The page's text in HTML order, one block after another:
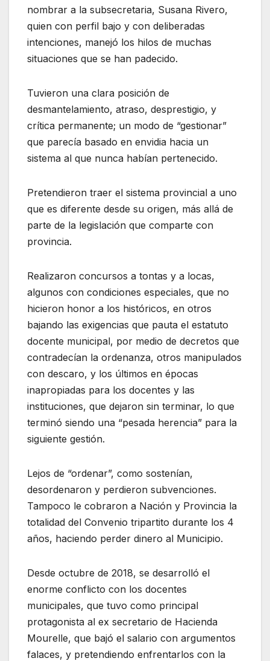
nombrar a la subsecretaria, Susana Rivero,
quien con perfil bajo y con deliberadas
intenciones, manejó los hilos de muchas
situaciones que se han padecido.
Tuvieron una clara posición de
desmantelamiento, atraso, desprestigio, y
crítica permanente; un modo de “gestionar”
que parecía basado en envidia hacia un
sistema al que nunca habían pertenecido.
Pretendieron traer el sistema provincial a uno
que es diferente desde su origen, más allá de
parte de la legislación que comparte con
provincia.
Realizaron concursos a tontas y a locas,
algunos con condiciones especiales, que no
hicieron honor a los históricos, en otros
bajando las exigencias que pauta el estatuto
docente municipal, por medio de decretos que
contradecían la ordenanza, otros manipulados
con descaro, y los últimos en épocas
inapropiadas para los docentes y las
instituciones, que dejaron sin terminar, lo que
terminó siendo una “pesada herencia” para la
siguiente gestión.
Lejos de “ordenar”, como sostenían,
desordenaron y perdieron subvenciones.
Tampoco le cobraron a Nación y Provincia la
totalidad del Convenio tripartito durante los 4
años, haciendo perder dinero al Municipio.
Desde octubre de 2018, se desarrolló el
enorme conflicto con los docentes
municipales, que tuvo como principal
protagonista al ex secretario de Hacienda
Mourelle, que bajó el salario con argumentos
falaces, y pretendiendo enfrentarlos con la